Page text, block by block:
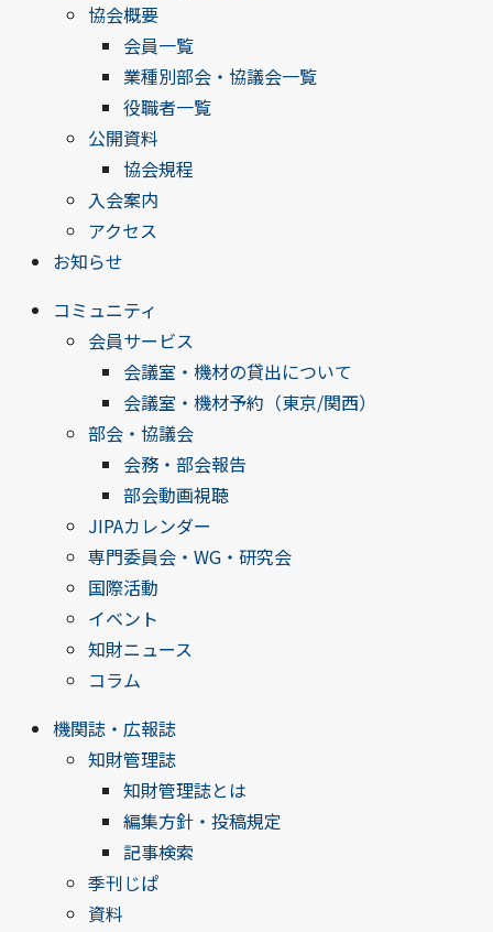
協会概要
会員一覧
業種別部会・協議会一覧
役職者一覧
公開資料
協会規程
入会案内
アクセス
お知らせ
コミュニティ
会員サービス
会議室・機材の貸出について
会議室・機材予約（東京/関西）
部会・協議会
会務・部会報告
部会動画視聴
JIPAカレンダー
専門委員会・WG・研究会
国際活動
イベント
知財ニュース
コラム
機関誌・広報誌
知財管理誌
知財管理誌とは
編集方針・投稿規定
記事検索
季刊じぱ
資料